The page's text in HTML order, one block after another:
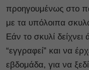
προηγουμένως στο
με τα υπόλοιπα
Εάν το σκυλί
“εγγραφεί” και να
εβδομάδα, για να